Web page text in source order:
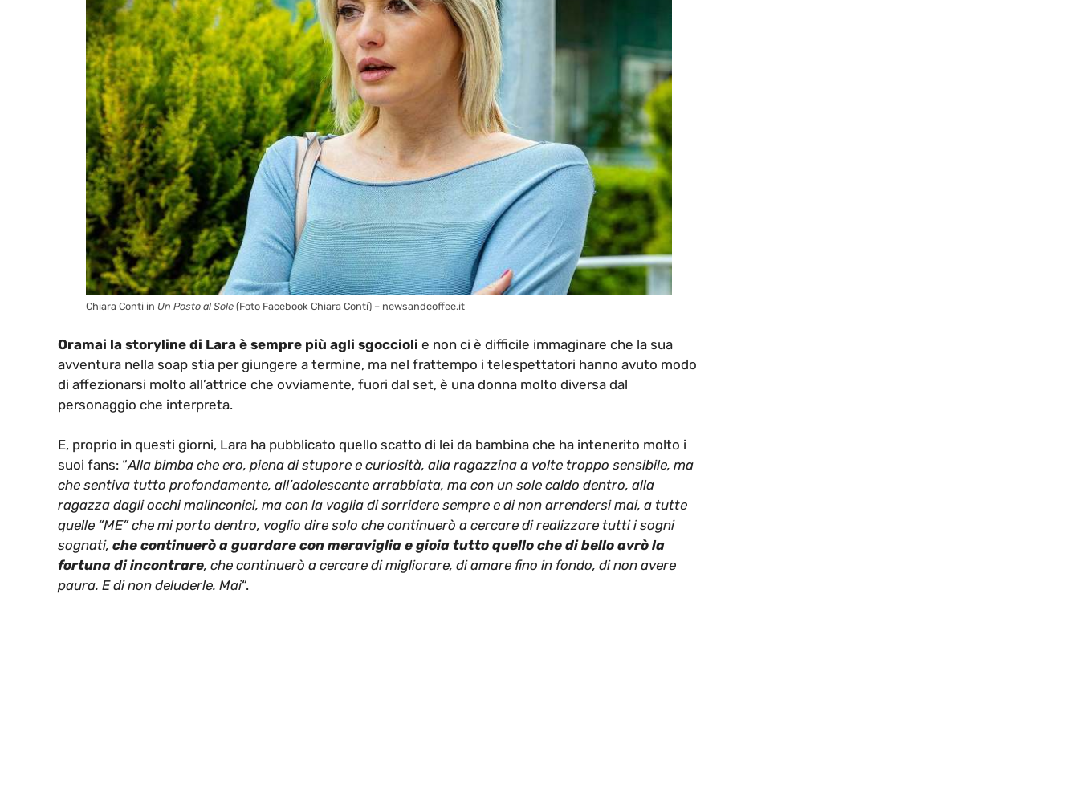
Chiara Conti in Un Posto al Sole (Foto Facebook Chiara Conti) – newsandcoffee.it
Oramai la storyline di Lara è sempre più agli sgoccioli e non ci è difficile immaginare che la sua
avventura nella soap stia per giungere a termine, ma nel frattempo i telespettatori hanno avuto modo
di affezionarsi molto all’attrice che ovviamente, fuori dal set, è una donna molto diversa dal
personaggio che interpreta.
E, proprio in questi giorni, Lara ha pubblicato quello scatto di lei da bambina che ha intenerito molto i
suoi fans: “Alla bimba che ero, piena di stupore e curiosità, alla ragazzina a volte troppo sensibile, ma
che sentiva tutto profondamente, all’adolescente arrabbiata, ma con un sole caldo dentro, alla
ragazza dagli occhi malinconici, ma con la voglia di sorridere sempre e di non arrendersi mai, a tutte
quelle “ME” che mi porto dentro, voglio dire solo che continuerò a cercare di realizzare tutti i sogni
sognati, che continuerò a guardare con meraviglia e gioia tutto quello che di bello avrò la
fortuna di incontrare, che continuerò a cercare di migliorare, di amare fino in fondo, di non avere
paura. E di non deluderle. Mai“.